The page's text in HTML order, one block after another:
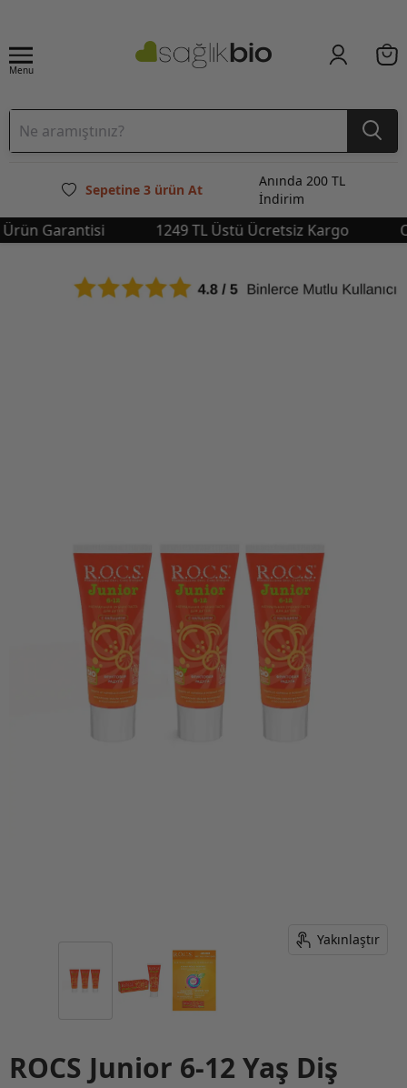
Menu
Sepetine 3 ürün At
Anında 200 TL
İndirim
Garantisi 1249 TL Üstü Ücretsiz Kargo
Yakınlaştır
ROCS Junior 6-12 Yaş Diş